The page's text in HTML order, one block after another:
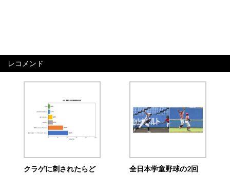
レコメンド
クラゲに刺されたらど 全日本学童野球の2回